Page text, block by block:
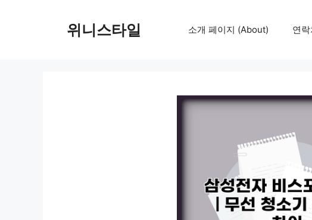
위니스타일 소개 페이지 (About) 연